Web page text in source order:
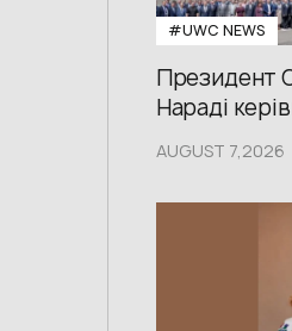
#UWС NEWS
Президент
Нараді
AUGUST 7,2026